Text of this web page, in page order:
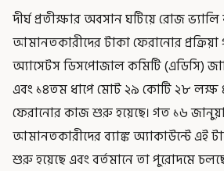
দীর্ঘ প্রতীক্ষার অবসান ঘটিয়ে রোজ ভ্যালি
আমানতকারীদের টাকা ফেরানোর
অ্যাসেটস ডিসপোজাল কমিটি (এডিসি)
এবং ১৪তম ধাপে মোট ২৯ কোটি ২৮ লক্ষ
ফেরানোর কাজ শুরু হয়েছে। গত ১৬
আমানতকারীদের ব্যাঙ্ক অ্যাকাউন্টে এই
শুরু হয়েছে এবং বর্তমানে তা পুরোদমে